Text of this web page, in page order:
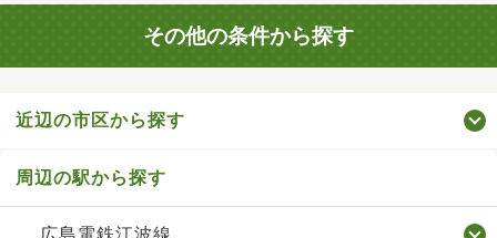
その他の条件から探す
近辺の市区から探す
周辺の駅から探す
広島電鉄江波線